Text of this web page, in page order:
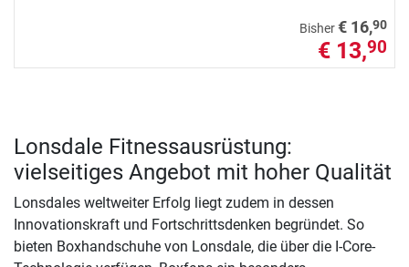
Bisher€ 16,90
€ 13,90
Lonsdale Fitnessausrüstung:
vielseitiges Angebot mit hoher Qualität
Lonsdales weltweiter Erfolg liegt zudem in dessen
Innovationskraft und Fortschrittsdenken begründet. So
bieten Boxhandschuhe von Lonsdale, die über die I-Core-